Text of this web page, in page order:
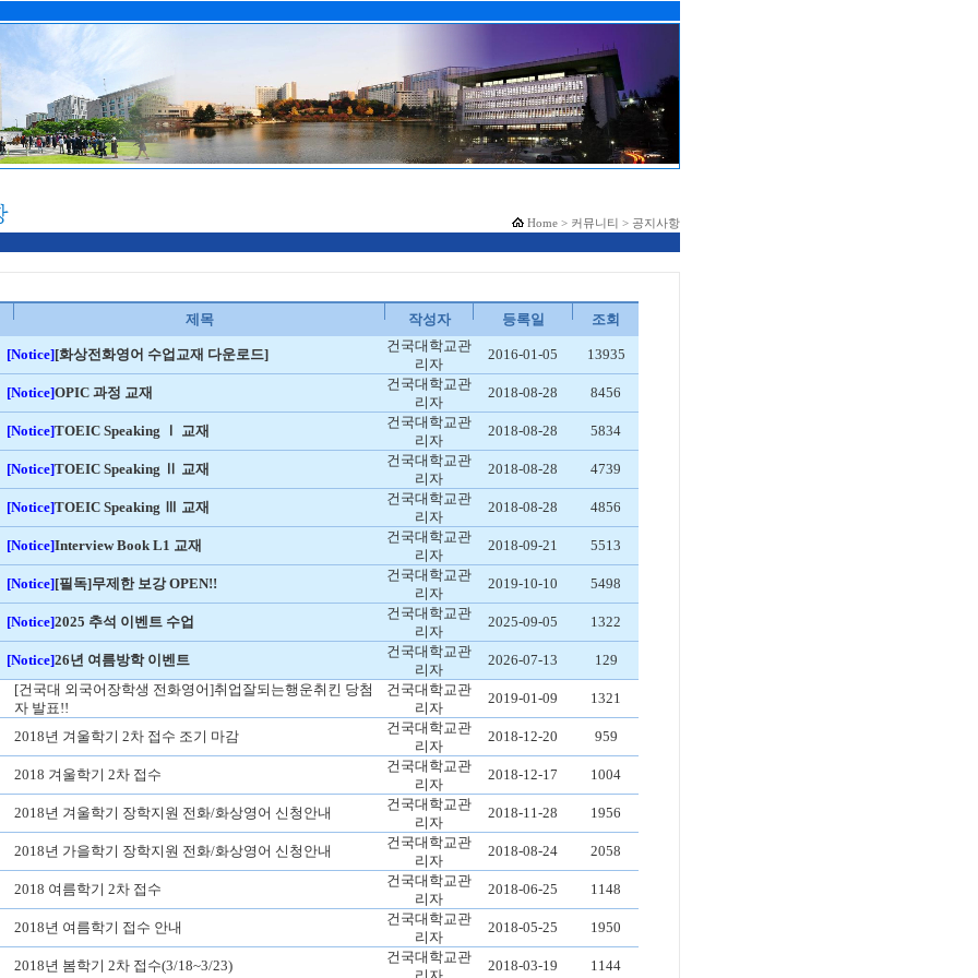
Home > 커뮤니티 > 공지사항
제목 작성자 등록일 조회
[Notice][화상전화영어 수업교재 다운로드]
건국대학교관
리자
2016-01-05 13935
[Notice]OPIC 과정 교재
건국대학교관
리자
2018-08-28 8456
[Notice]TOEIC Speaking Ⅰ 교재
건국대학교관
리자
2018-08-28 5834
[Notice]TOEIC Speaking Ⅱ 교재
건국대학교관
리자
2018-08-28 4739
[Notice]TOEIC Speaking Ⅲ 교재
건국대학교관
리자
2018-08-28 4856
[Notice]Interview Book L1 교재
건국대학교관
리자
2018-09-21 5513
[Notice][필독]무제한 보강 OPEN!!
건국대학교관
리자
2019-10-10 5498
[Notice]2025 추석 이벤트 수업
건국대학교관
리자
2025-09-05 1322
[Notice]26년 여름방학 이벤트
건국대학교관
리자
2026-07-13
129
[건국대 외국어장학생 전화영어]취업잘되는행운취킨 당첨
자 발표!!
건국대학교관
리자
2019-01-09 1321
2018년 겨울학기 2차 접수 조기 마감
건국대학교관
리자
2018-12-20 959
2018 겨울학기 2차 접수
건국대학교관
리자
2018-12-17 1004
2018년 겨울학기 장학지원 전화/화상영어 신청안내
건국대학교관
리자
2018-11-28 1956
2018년 가을학기 장학지원 전화/화상영어 신청안내
건국대학교관
리자
2018-08-24 2058
2018 여름학기 2차 접수
건국대학교관
리자
2018-06-25 1148
2018년 여름학기 접수 안내
건국대학교관
리자
2018-05-25 1950
2018년 봄학기 2차 접수(3/18~3/23)
건국대학교관
2018-03-19 1144